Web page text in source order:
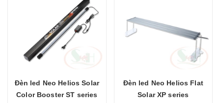
Đèn led Neo Helios Solar
Color Booster ST series
Đèn led Neo Helios Flat
Solar XP series